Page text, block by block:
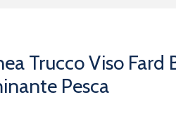
Trucco Viso
Pesca